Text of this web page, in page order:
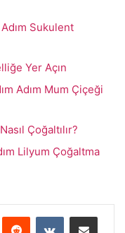
Adım Sukulent
Yer Açın
Adım Mum Çiçeği
Çoğaltılır?
Lilyum Çoğaltma
Reddit VKontakteE-Posta ile paylaş